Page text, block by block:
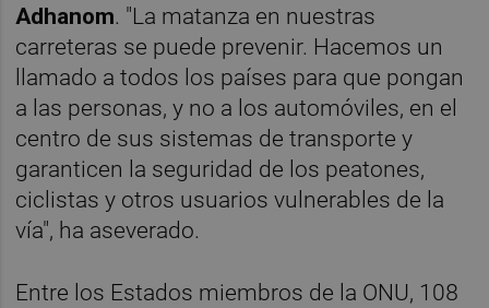
Adhanom. "La matanza en nuestras
carreteras se puede prevenir. Hacemos un
llamado a todos los países para que pongan
a las personas, y no a los automóviles, en el
centro de sus sistemas de transporte y
garanticen la seguridad de los peatones,
ciclistas y otros usuarios vulnerables de la
vía", ha aseverado.
Entre los Estados miembros de la ONU, 108